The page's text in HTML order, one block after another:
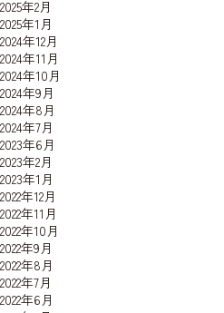
2025年2月
2025年1月
2024年12月
2024年11月
2024年10月
2024年9月
2024年8月
2024年7月
2023年6月
2023年2月
2023年1月
2022年12月
2022年11月
2022年10月
2022年9月
2022年8月
2022年7月
2022年6月